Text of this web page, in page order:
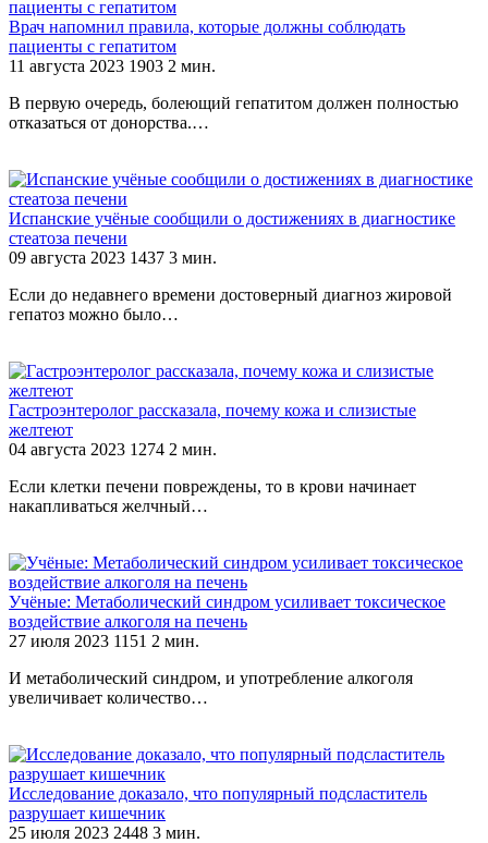
Врач напомнил правила, которые должны соблюдать
пациенты с гепатитом
11 августа 2023 1903 2 мин.
В первую очередь, болеющий гепатитом должен полностью
отказаться от донорства.…
Испанские учёные сообщили о достижениях в диагностике
стеатоза печени
09 августа 2023 1437 3 мин.
Если до недавнего времени достоверный диагноз жировой
гепатоз можно было…
Гастроэнтеролог рассказала, почему кожа и слизистые
желтеют
04 августа 2023 1274 2 мин.
Если клетки печени повреждены, то в крови начинает
накапливаться желчный…
Учёные: Метаболический синдром усиливает токсическое
воздействие алкоголя на печень
27 июля 2023 1151 2 мин.
И метаболический синдром, и употребление алкоголя
увеличивает количество…
Исследование доказало, что популярный подсластитель
разрушает кишечник
25 июля 2023 2448 3 мин.